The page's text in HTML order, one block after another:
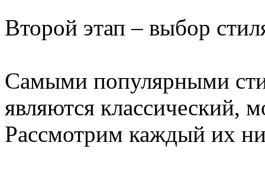
Второй этап – выбор
Самыми популярными
являются классический,
Рассмотрим каждый их